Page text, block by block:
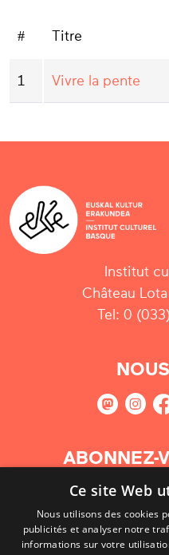
# Titre
1 Vivre la pente
Institut
Château
Tel: 0
ABONNEZ-
Ce site Web
Nous utilisons des cookies
publicités et analyser notre
informations sur votre